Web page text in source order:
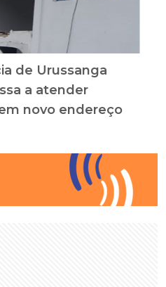
de Urussanga
a atender
novo endereço